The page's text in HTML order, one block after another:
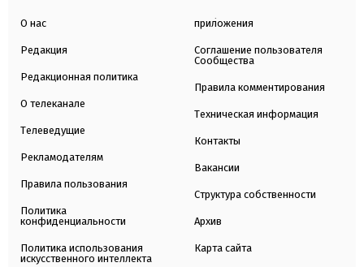
О нас
Редакция
Редакционная политика
О телеканале
Телеведущие
Рекламодателям
Правила пользования
Политика
конфиденциальности
Политика использования
искусственного интеллекта
приложения
Соглашение пользователя
Сообщества
Правила комментирования
Техническая информация
Контакты
Вакансии
Структура собственности
Архив
Карта сайта